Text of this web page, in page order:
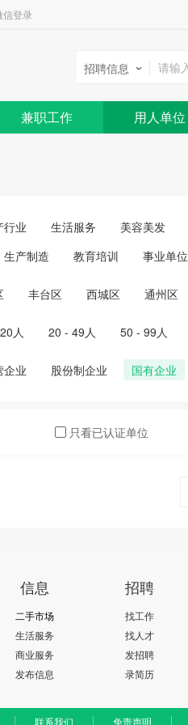
信登录
招聘信息
兼职工作 用人单位
行业 生活服务 美容美发
生产制造 教育培训 事业单位
丰台区 西城区 通州区
人 20 - 49人 50 - 99人
企业 股份制企业 国有企业
只看已认证单位
信息
二手市场
生活服务
商业服务
发布信息
招聘
找工作
找人才
发招聘
录简历
联系我们 免责声明